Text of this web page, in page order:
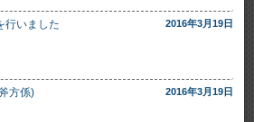
行いました 2016年3月19日
方係) 2016年3月19日